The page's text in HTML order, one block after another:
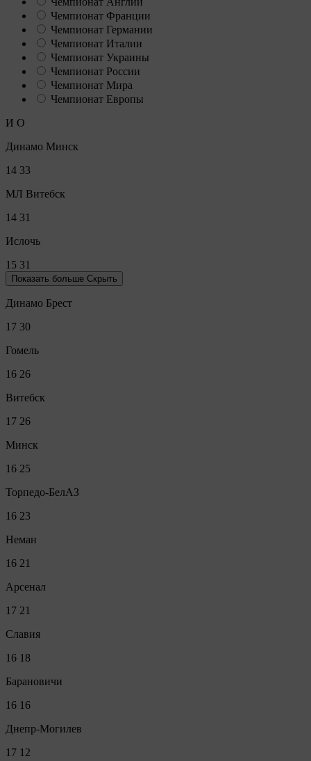
Чемпионат Франции
Чемпионат Германии
Чемпионат Италии
Чемпионат Украины
Чемпионат России
Чемпионат Мира
Чемпионат Европы
И О
Динамо Минск
14 33
МЛ Витебск
14 31
Ислочь
15 31
Показать больше Скрыть
Динамо Брест
17 30
Гомель
16 26
Витебск
17 26
Минск
16 25
Торпедо-БелАЗ
16 23
Неман
16 21
Арсенал
17 21
Славия
16 18
Барановичи
16 16
Днепр-Могилев
17 12